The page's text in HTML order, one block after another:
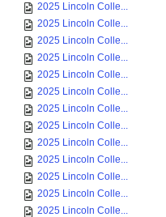
2025 Lincoln Colle...
2025 Lincoln Colle...
2025 Lincoln Colle...
2025 Lincoln Colle...
2025 Lincoln Colle...
2025 Lincoln Colle...
2025 Lincoln Colle...
2025 Lincoln Colle...
2025 Lincoln Colle...
2025 Lincoln Colle...
2025 Lincoln Colle...
2025 Lincoln Colle...
2025 Lincoln Colle...